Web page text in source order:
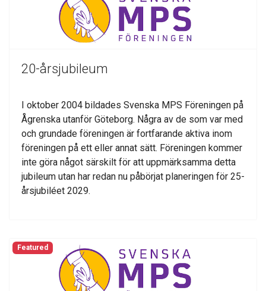
20-årsjubileum
I oktober 2004 bildades Svenska MPS Föreningen på
Ågrenska utanför Göteborg. Några av de som var med
och grundade föreningen är fortfarande aktiva inom
föreningen på ett eller annat sätt. Föreningen kommer
inte göra något särskilt för att uppmärksamma detta
jubileum utan har redan nu påbörjat planeringen för 25-
årsjubiléet 2029.
Featured